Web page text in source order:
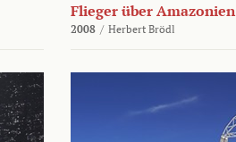
Flieger über Amazonien
2008 / Herbert Brödl